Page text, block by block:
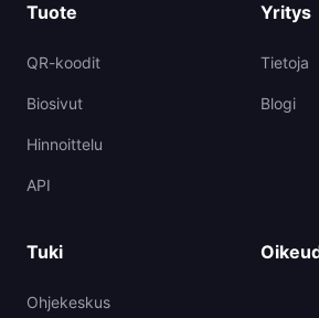
Tuote
QR-koodit
Biosivut
Hinnoittelu
API
Yritys
Tietoja
Blogi
Tuki
Ohjekeskus